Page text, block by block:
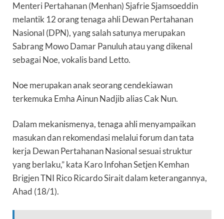
Menteri Pertahanan (Menhan) Sjafrie Sjamsoeddin
melantik 12 orang tenaga ahli Dewan Pertahanan
Nasional (DPN), yang salah satunya merupakan
Sabrang Mowo Damar Panuluh atau yang dikenal
sebagai Noe, vokalis band Letto.
Noe merupakan anak seorang cendekiawan
terkemuka Emha Ainun Nadjib alias Cak Nun.
Dalam mekanismenya, tenaga ahli menyampaikan
masukan dan rekomendasi melalui forum dan tata
kerja Dewan Pertahanan Nasional sesuai struktur
yang berlaku,” kata Karo Infohan Setjen Kemhan
Brigjen TNI Rico Ricardo Sirait dalam keterangannya,
Ahad (18/1).